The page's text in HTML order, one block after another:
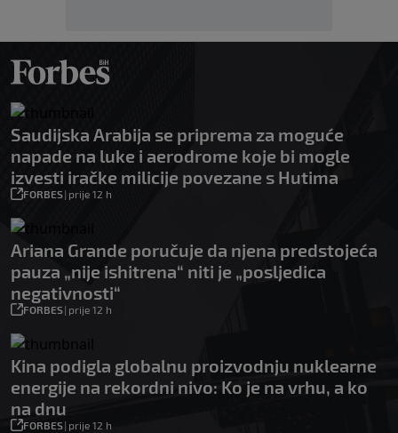
Saudijska Arabija se priprema za moguće
napade na luke i aerodrome koje bi mogle
izvesti iračke milicije povezane s Hutima
FORBES| prije 12 h
Ariana Grande poručuje da njena predstojeća
pauza „nije ishitrena“ niti je „posljedica
negativnosti“
FORBES| prije 12 h
Kina podigla globalnu proizvodnju nuklearne
energije na rekordni nivo: Ko je na vrhu, a ko
na dnu
FORBES| prije 12 h